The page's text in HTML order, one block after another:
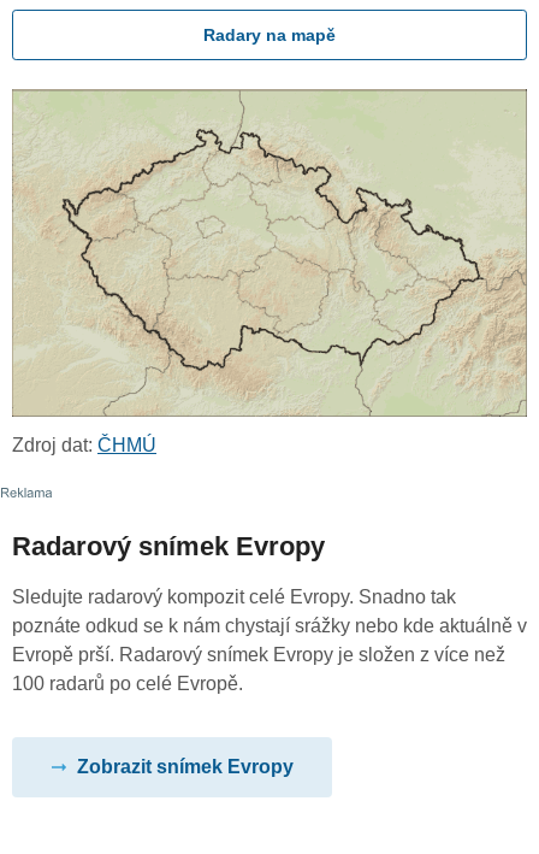
Radary na mapě
Zdroj dat: ČHMÚ
Radarový snímek Evropy
Sledujte radarový kompozit celé Evropy. Snadno tak
poznáte odkud se k nám chystají srážky nebo kde aktuálně v
Evropě prší. Radarový snímek Evropy je složen z více než
100 radarů po celé Evropě.
Zobrazit snímek Evropy